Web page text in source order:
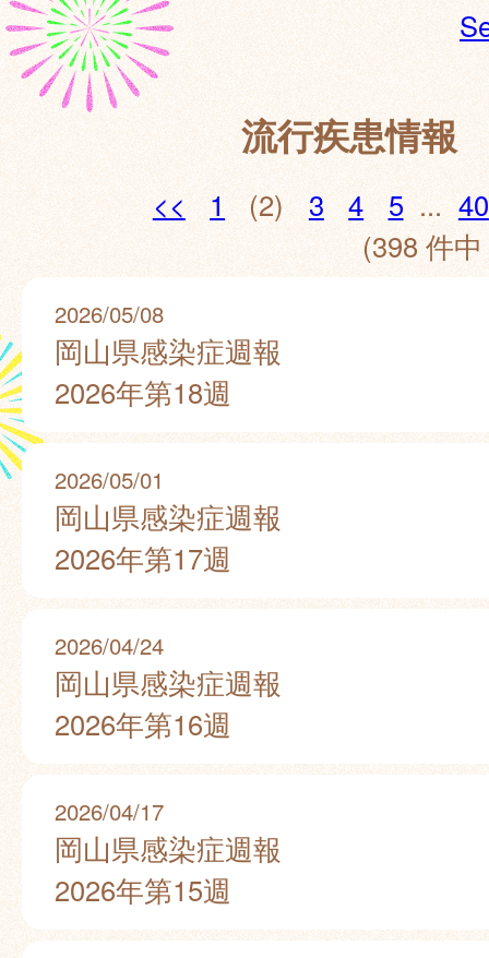
流行疾患情報
<< 1 (2) 3 4 5 ... 40
(398 件
2026/05/08
岡山県感染症週報
2026年第18週
2026/05/01
岡山県感染症週報
2026年第17週
2026/04/24
岡山県感染症週報
2026年第16週
2026/04/17
岡山県感染症週報
2026年第15週